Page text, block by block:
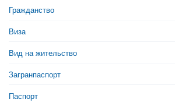
Гражданство
Виза
Вид на жительство
Загранпаспорт
Паспорт